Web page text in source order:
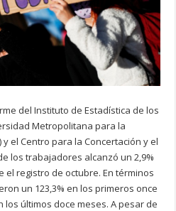
del Instituto de Estadística de los
Metropolitana para la
y el Centro para la Concertación y el
los trabajadores alcanzó un 2,9%
registro de octubre. En términos
un 123,3% en los primeros once
los últimos doce meses. A pesar de